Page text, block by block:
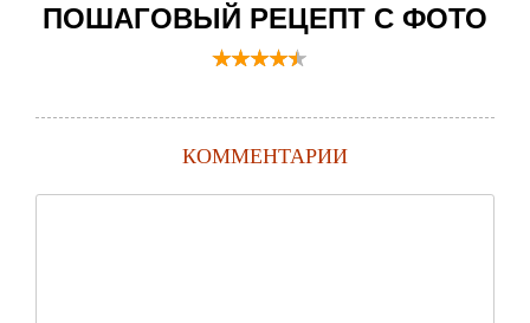
ПОШАГОВЫЙ РЕЦЕПТ С ФОТО
КОММЕНТАРИИ